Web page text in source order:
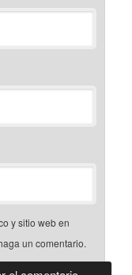
y sitio web en
un comentario.